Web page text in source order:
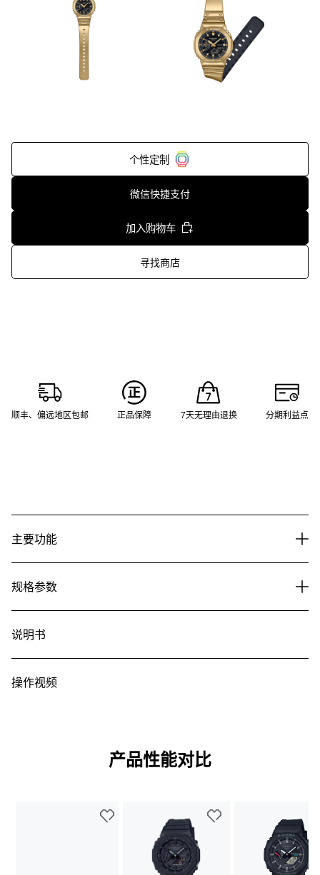
个性定制
微信快捷支付
加入购物车
寻找商店
顺丰、偏远地区包邮 正品保障 7天无理由退换 分期利益点
主要功能
规格参数
说明书
操作视频
产品性能对比